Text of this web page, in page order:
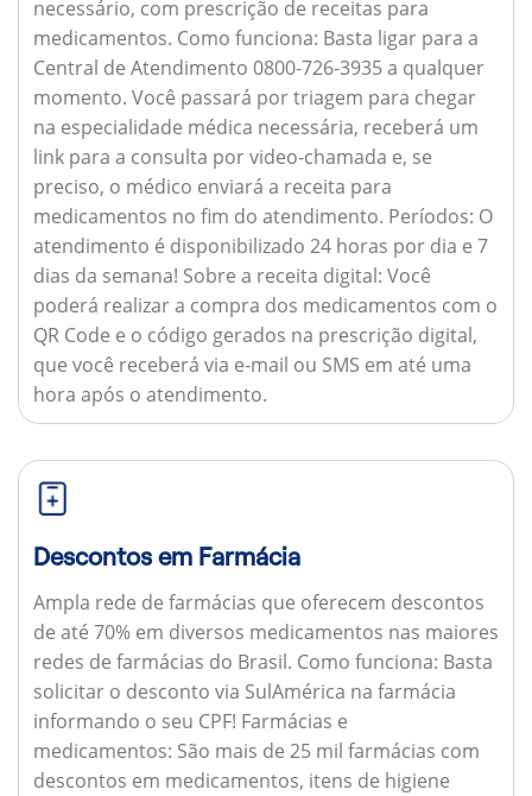
necessário, com prescrição de receitas para
medicamentos. Como funciona: Basta ligar para a
Central de Atendimento 0800-726-3935 a qualquer
momento. Você passará por triagem para chegar
na especialidade médica necessária, receberá um
link para a consulta por video-chamada e, se
preciso, o médico enviará a receita para
medicamentos no fim do atendimento. Períodos: O
atendimento é disponibilizado 24 horas por dia e 7
dias da semana! Sobre a receita digital: Você
poderá realizar a compra dos medicamentos com o
QR Code e o código gerados na prescrição digital,
que você receberá via e-mail ou SMS em até uma
hora após o atendimento.
Descontos em Farmácia
Ampla rede de farmácias que oferecem descontos
de até 70% em diversos medicamentos nas maiores
redes de farmácias do Brasil. Como funciona: Basta
solicitar o desconto via SulAmérica na farmácia
informando o seu CPF! Farmácias e
medicamentos: São mais de 25 mil farmácias com
descontos em medicamentos, itens de higiene